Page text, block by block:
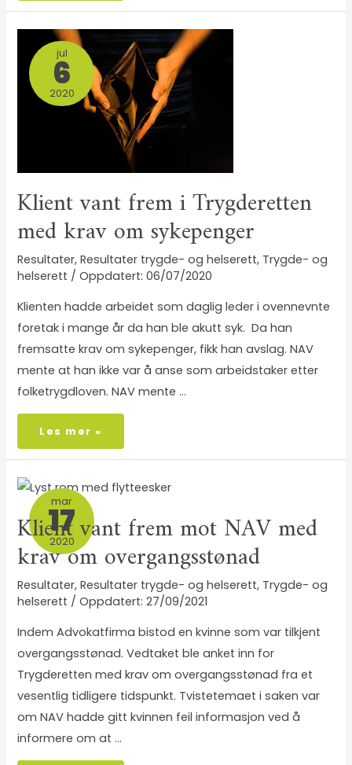
jul
6
2020
Klient vant frem i Trygderetten
med krav om sykepenger
Resultater, Resultater trygde- og helserett, Trygde- og
helserett /
06/07/2020
Klienten hadde arbeidet som daglig leder i ovennevnte
foretak i mange år da han ble akutt syk. Da han
fremsatte krav om sykepenger, fikk han avslag. NAV
mente at han ikke var å anse som arbeidstaker etter
folketrygdloven. NAV mente …
Les mer »
mar
17
2020
Klient vant frem mot NAV med
krav om overgangsstønad
Resultater, Resultater trygde- og helserett, Trygde- og
helserett /
27/09/2021
Indem Advokatfirma bistod en kvinne som var tilkjent
overgangsstønad. Vedtaket ble anket inn for
Trygderetten med krav om overgangsstønad fra et
vesentlig tidligere tidspunkt. Tvistetemaet i saken var
om NAV hadde gitt kvinnen feil informasjon ved å
informere om at …